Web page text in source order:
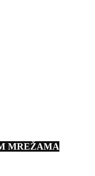
MREŽAMA